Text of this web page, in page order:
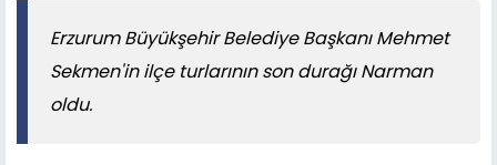
Erzurum Büyükşehir Belediye Başkanı Mehmet
Sekmen'in ilçe turlarının son durağı Narman
oldu.